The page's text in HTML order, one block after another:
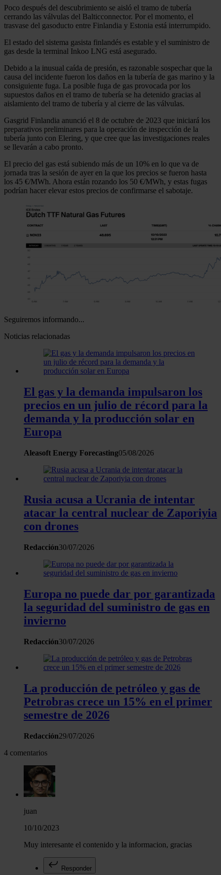
Poco después del descubrimiento se aisló el tramo de tubería
cerrando las válvulas del Balticconnector. Por el momento, el
trasvase del gasoducto entre Finlandia y Estonia está interrumpido.
El estado del sistema gasista finlandés es estable y el suministro de
gas desde la terminal Inkoo LNG está asegurado.
Debido a la inusual caída de presión, es razonable sospechar que la
causa del incidente fueron los daños en la tubería de gas marino y la
consiguiente fuga. La posible fuga de gas provocada por los
supuestos daños en el tramo de tubería se ha detenido gracias al
aislamiento del tramo de tubería y al cierre de las válvulas.
Gasgrid Finlandia anunció el 8 de octubre de 2023 que iniciará los
preparativos preliminares para la operación de inspección de la
tubería junto con Elering, y que cree que las investigaciones reales
se llevarán a cabo pronto.
El precio del gas está subiendo más de un 10% en lo que va de
jornada tras la sesión de ayer en la que los precios se fueron hasta
los 45 €/MWh. Ahora están rozando los 50 €/MWh, y estas fugas
podrían hacer elevar estos precios de confirmarse el sabotaje.
Seguiremos informando...
Noticias relacionadas
El gas y la demanda impulsaron los
precios en un julio de récord para la
demanda y la producción solar en
Europa
Aleasoft Energy Forecasting05/08/2026
Rusia acusa a Ucrania de intentar
atacar la central nuclear de Zaporiyia
con drones
Redacción30/07/2026
Europa no puede dar por garantizada
la seguridad del suministro de gas en
invierno
Redacción30/07/2026
La producción de petróleo y gas de
Petrobras crece un 15% en el primer
semestre de 2026
Redacción29/07/2026
4 comentarios
juan
10/10/2023
Muy interesante el contenido y la informacion, gracias
Responder